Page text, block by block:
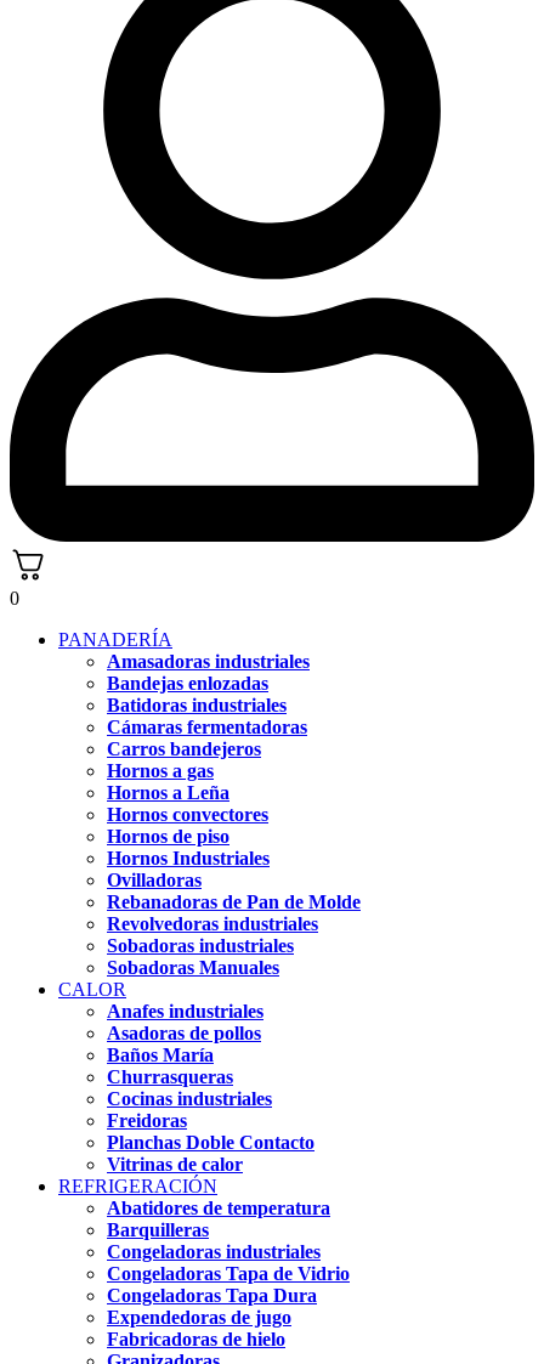
0
PANADERÍA
Amasadoras industriales
Bandejas enlozadas
Batidoras industriales
Cámaras fermentadoras
Carros bandejeros
Hornos a gas
Hornos a Leña
Hornos convectores
Hornos de piso
Hornos Industriales
Ovilladoras
Rebanadoras de Pan de Molde
Revolvedoras industriales
Sobadoras industriales
Sobadoras Manuales
CALOR
Anafes industriales
Asadoras de pollos
Baños María
Churrasqueras
Cocinas industriales
Freidoras
Planchas Doble Contacto
Vitrinas de calor
REFRIGERACIÓN
Abatidores de temperatura
Barquilleras
Congeladoras industriales
Congeladoras Tapa de Vidrio
Congeladoras Tapa Dura
Expendedoras de jugo
Fabricadoras de hielo